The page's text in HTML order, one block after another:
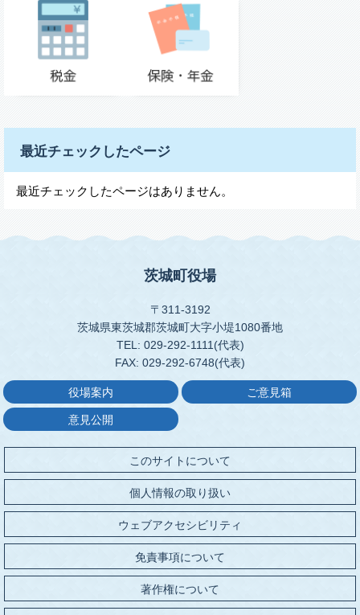
最近チェックしたページ
最近チェックしたページはありません。
茨城町役場
〒311-3192
茨城県東茨城郡茨城町大字小堤1080番地
TEL: 029-292-1111(代表)
FAX: 029-292-6748(代表)
役場案内 ご意見箱
意見公開
このサイトについて
個人情報の取り扱い
ウェブアクセシビリティ
免責事項について
著作権について